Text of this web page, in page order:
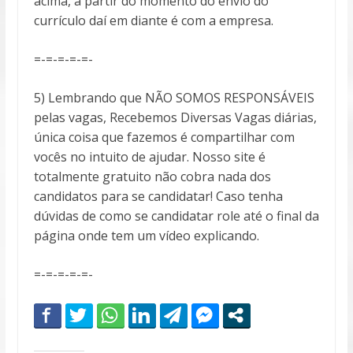
currículo daí em diante é com a empresa.
=-=-=-=-=-
5) Lembrando que NÃO SOMOS RESPONSÁVEIS
pelas vagas, Recebemos Diversas Vagas diárias,
única coisa que fazemos é compartilhar com
vocês no intuito de ajudar. Nosso site é
totalmente gratuito não cobra nada dos
candidatos para se candidatar! Caso tenha
dúvidas de como se candidatar role até o final da
página onde tem um vídeo explicando.
=-=-=-=-=-